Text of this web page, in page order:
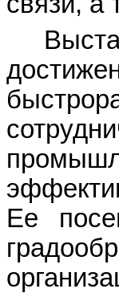
Ее